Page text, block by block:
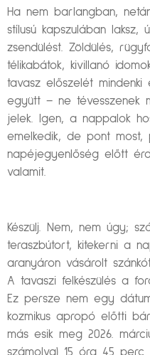
Ha nem barlangban,
stílusú kapszulában
zsendülést. Zöldülés,
télikabátok, kivillanó
tavasz előszelét mindenki
együtt – ne tévesszenek
jelek. Igen, a nappalok
emelkedik, de pont
napéjegyenlőség előtt
valamit.
Készülj. Nem, nem úgy;
teraszbútort, kitekerni a
aranyáron vásárolt
A tavaszi felkészülés a
Ez persze nem egy
kozmikus apropó előtti
más esik meg 2026.